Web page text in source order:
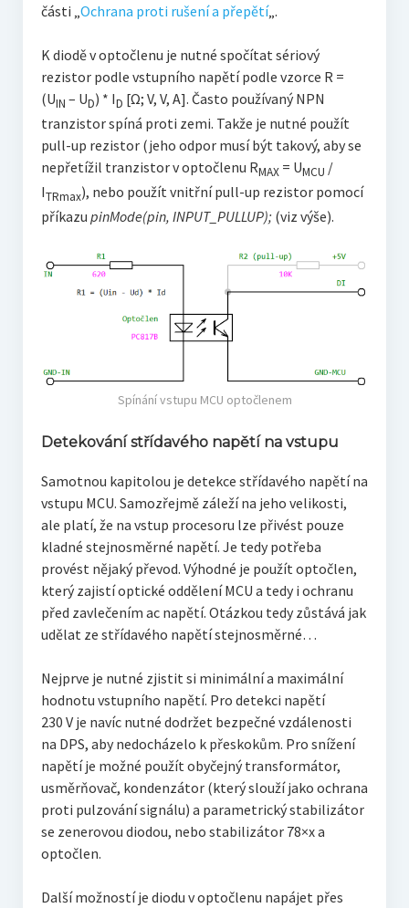
části „ Ochrana proti rušení a přepětí„.
K diodě v optočlenu je nutné spočítat sériový
rezistor podle vstupního napětí podle vzorce R =
(UIN – UD) * ID [Ω; V, V, A]. Často používaný NPN
tranzistor spíná proti zemi. Takže je nutné použít
pull-up rezistor (jeho odpor musí být takový, aby se
nepřetížil tranzistor v optočlenu RMAX= UMCU /
ITRmax), nebo použít vnitřní pull-up rezistor pomocí
příkazu pinMode(pin, INPUT_PULLUP); (viz výše).
Spínání vstupu MCU optočlenem
Detekování střídavého napětí na vstupu
Samotnou kapitolou je detekce střídavého napětí na
vstupu MCU. Samozřejmě záleží na jeho velikosti,
ale platí, že na vstup procesoru lze přivést pouze
kladné stejnosměrné napětí. Je tedy potřeba
provést nějaký převod. Výhodné je použít optočlen,
který zajistí optické oddělení MCU a tedy i ochranu
před zavlečením ac napětí. Otázkou tedy zůstává jak
udělat ze střídavého napětí stejnosměrné…
Nejprve je nutné zjistit si minimální a maximální
hodnotu vstupního napětí. Pro detekci napětí
230 V je navíc nutné dodržet bezpečné vzdálenosti
na DPS, aby nedocházelo k přeskokům. Pro snížení
napětí je možné použít obyčejný transformátor,
usměrňovač, kondenzátor (který slouží jako ochrana
proti pulzování signálu) a parametrický stabilizátor
se zenerovou diodou, nebo stabilizátor 78×x a
optočlen.
Další možností je diodu v optočlenu napájet přes